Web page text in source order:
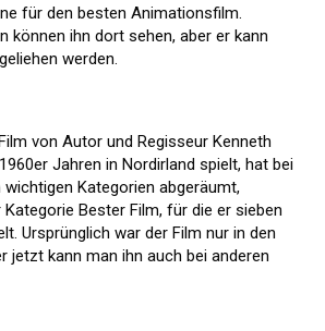
für den besten Animationsfilm.
können ihn dort sehen, aber er kann
werden.
von Autor und Regisseur Kenneth
Jahren in Nordirland spielt, hat bei
wichtigen Kategorien abgeräumt,
Bester Film, für die er sieben
Ursprünglich war der Film nur in den
jetzt kann man ihn auch bei anderen